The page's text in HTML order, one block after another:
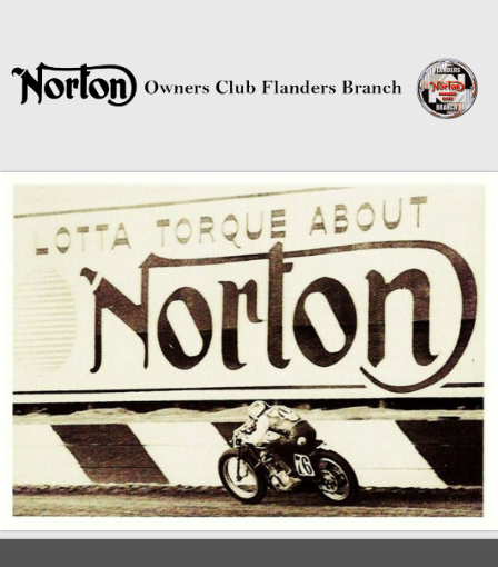
Norton Owners Club Flanders
Branch